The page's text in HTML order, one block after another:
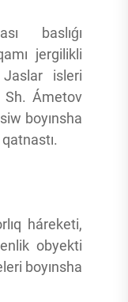
baslıǵı
jergilikli
Jaslar isleri
Sh. Ámetov
boyınsha
háreketi,
obyekti
boyınsha